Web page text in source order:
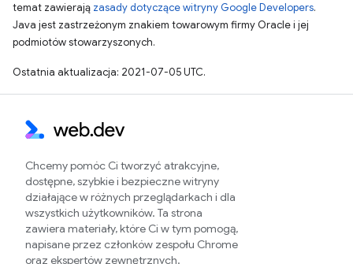
temat zawierają zasady dotyczące witryny Google Developers.
Java jest zastrzeżonym znakiem towarowym firmy Oracle i jej
podmiotów stowarzyszonych.
Ostatnia aktualizacja: 2021-07-05 UTC.
Chcemy pomóc Ci tworzyć atrakcyjne,
dostępne, szybkie i bezpieczne witryny
działające w różnych przeglądarkach i dla
wszystkich użytkowników. Ta strona
zawiera materiały, które Ci w tym pomogą,
napisane przez członków zespołu Chrome
oraz ekspertów zewnętrznych.